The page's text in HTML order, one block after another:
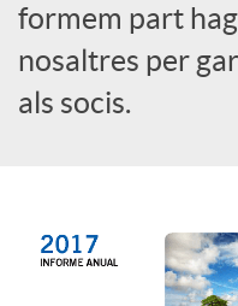
r
d
c
formem part
nosaltres per
als socis.